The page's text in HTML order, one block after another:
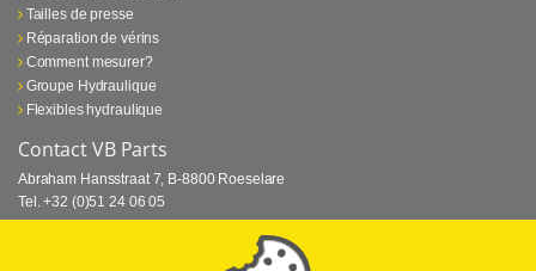
Tailles de presse
Réparation de vérins
Comment mesurer?
Groupe Hydraulique
Flexibles hydraulique
Contact VB Parts
Abraham Hansstraat 7, B-8800 Roeselare
Tel. +32 (0)51 24 06 05